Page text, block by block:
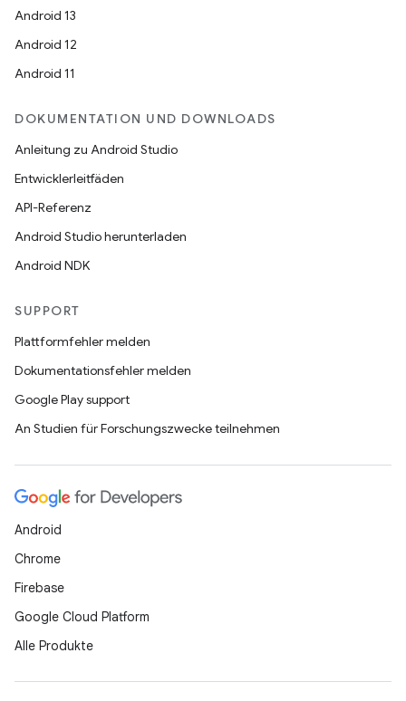
Android 13
Android 12
Android 11
DOKUMENTATION UND DOWNLOADS
Anleitung zu Android Studio
Entwicklerleitfäden
API-Referenz
Android Studio herunterladen
Android NDK
SUPPORT
Plattformfehler melden
Dokumentationsfehler melden
Google Play support
An Studien für Forschungszwecke teilnehmen
Android
Chrome
Firebase
Google Cloud Platform
Alle Produkte